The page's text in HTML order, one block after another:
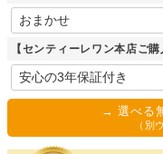
【センティーレワン本店ご
→ 選べる
（別